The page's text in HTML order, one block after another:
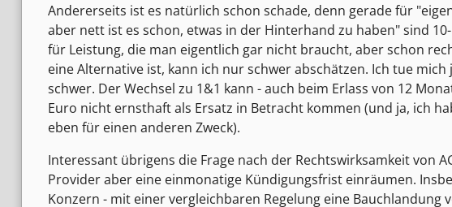
Andererseits ist es natürlich schon schade, denn gerade für
aber nett ist es schon, etwas in der Hinterhand zu haben" sind
für Leistung, die man eigentlich gar nicht braucht, aber schon
eine Alternative ist, kann ich nur schwer abschätzen. Ich tue
schwer. Der Wechsel zu 1&1 kann - auch beim Erlass von 12
Euro nicht ernsthaft als Ersatz in Betracht kommen (und ja, ich
eben für einen anderen Zweck).
Interessant übrigens die Frage nach der Rechtswirksamkeit von
Provider aber eine einmonatige Kündigungsfrist einräumen.
Konzern - mit einer vergleichbaren Regelung eine Bauchlandung